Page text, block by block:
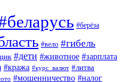
#берёза
#вело #гибель
#дети #животное #зарплата
#кража #курс_валют #литва
#мошенничество #налог